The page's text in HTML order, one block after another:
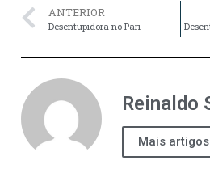
ANTERIOR
Desentupidora no Pari
Reinaldo
Mais artigos